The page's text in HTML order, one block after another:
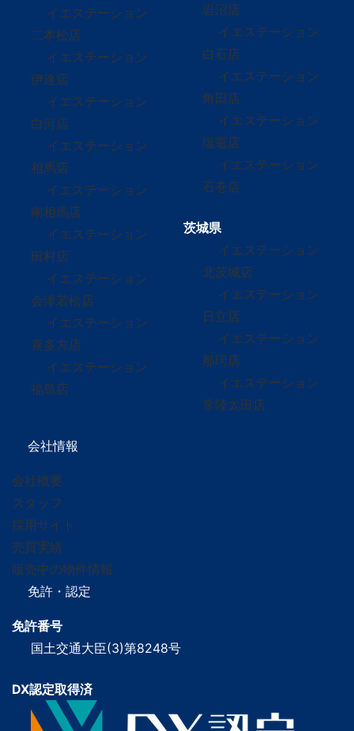
イエステーション
二本松店
イエステーション
伊達店
イエステーション
白河店
イエステーション
相馬店
イエステーション
南相馬店
イエステーション
田村店
イエステーション
会津若松店
イエステーション
喜多方店
イエステーション
福島店
岩沼店
イエステーション
白石店
イエステーション
角田店
イエステーション
塩竈店
イエステーション
石巻店
茨城県
イエステーション
北茨城店
イエステーション
日立店
イエステーション
那珂店
イエステーション
常陸太田店
会社情報
会社概要
スタッフ
採用サイト
売買実績
販売中の物件情報
免許・認定
免許番号
国土交通大臣(3)第8248号
DX認定取得済